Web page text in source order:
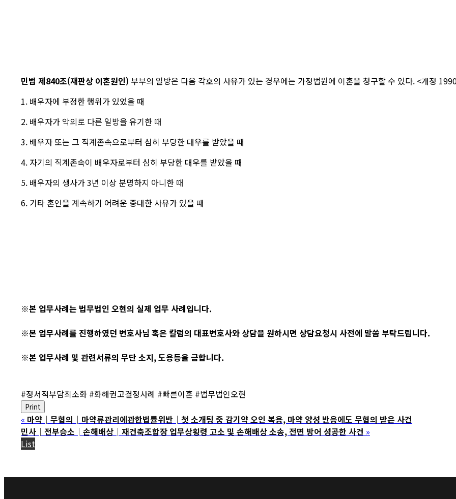
민법 제840조(재판상 이혼원인) 부부의 일방은 다음 각호의 사유가 있는 경우에는 가정법원에 이혼을 청구할 수 있다. <개정
1. 배우자에 부정한 행위가 있었을 때
2. 배우자가 악의로 다른 일방을 유기한 때
3. 배우자 또는 그 직계존속으로부터 심히 부당한 대우를 받았을 때
4. 자기의 직계존속이 배우자로부터 심히 부당한 대우를 받았을 때
5. 배우자의 생사가 3년 이상 분명하지 아니한 때
6. 기타 혼인을 계속하기 어려운 중대한 사유가 있을 때
※본 업무사례는 법무법인 오현의 실제 업무 사례입니다.
※본 업무사례를 진행하였던 변호사님 혹은 칼럼의 대표변호사와 상담을 원하시면 상담요청시 사전에 말씀 부탁드립니다.
※본 업무사례 및 관련서류의 무단 소지, 도용등을 금합니다.
#정서적부담최소화 #화해권고결정사례 #빠른이혼 #법무법인오현
Print
« 마약│무혐의│마약류관리에관한법률위반│첫 소개팅 중 감기약 오인 복용, 마약 양성 반응에도 무혐의 받은 사건
민사│전부승소│손해배상│재건축조합장 업무상횡령 고소 및 손해배상 소송, 전면 방어 성공한 사건 »
List